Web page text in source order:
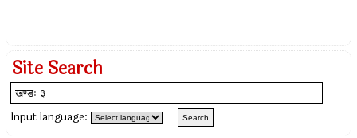
Site Search
Input language: